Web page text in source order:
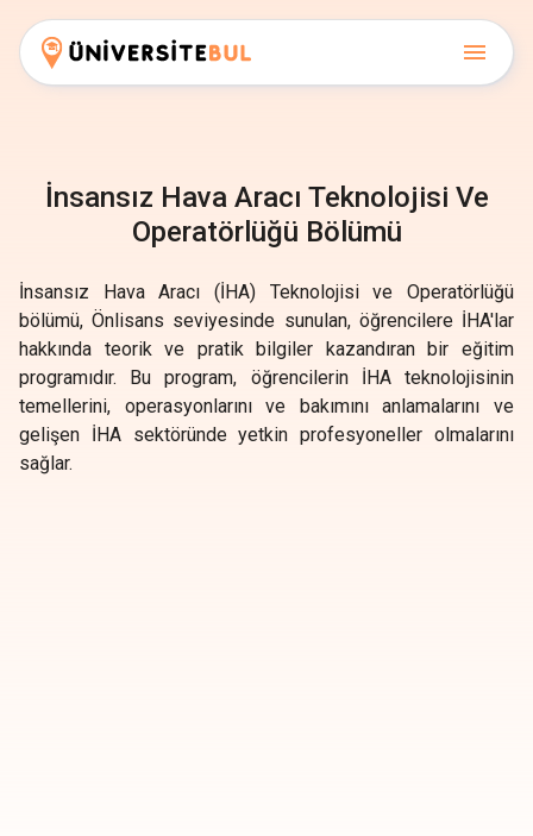
İnsansız Hava Aracı Teknolojisi Ve
Operatörlüğü Bölümü
İnsansız Hava Aracı (İHA) Teknolojisi ve Operatörlüğü
bölümü, Önlisans seviyesinde sunulan, öğrencilere İHA'lar
hakkında teorik ve pratik bilgiler kazandıran bir eğitim
programıdır. Bu program, öğrencilerin İHA teknolojisinin
temellerini, operasyonlarını ve bakımını anlamalarını ve
gelişen İHA sektöründe yetkin profesyoneller olmalarını
sağlar.